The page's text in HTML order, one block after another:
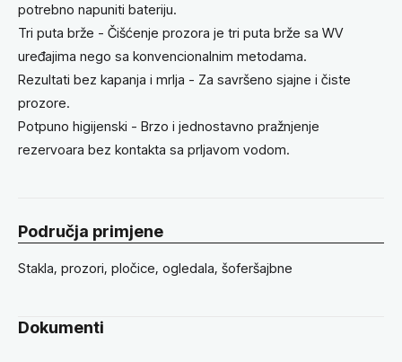
potrebno napuniti bateriju.
Tri puta brže - Čišćenje prozora je tri puta brže sa WV
uređajima nego sa konvencionalnim metodama.
Rezultati bez kapanja i mrlja - Za savršeno sjajne i čiste
prozore.
Potpuno higijenski - Brzo i jednostavno pražnjenje
rezervoara bez kontakta sa prljavom vodom.
Područja primjene
Stakla, prozori, pločice, ogledala, šoferšajbne
Dokumenti